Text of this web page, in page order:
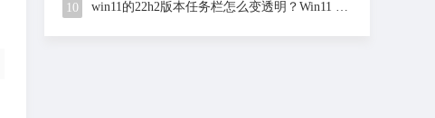
10 win11的22h2版本任务栏怎么变透明？Win11 22h2版本任务